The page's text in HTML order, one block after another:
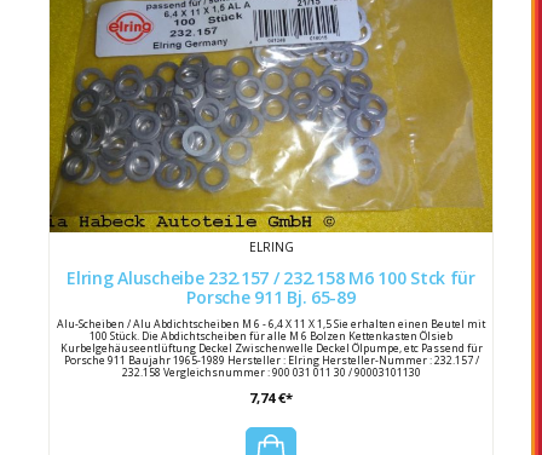
ELRING
Elring Aluscheibe 232.157 / 232.158 M6 100 Stck für
Porsche 911 Bj. 65-89
Alu-Scheiben / Alu Abdichtscheiben M 6 - 6,4 X 11 X 1,5 Sie erhalten einen Beutel mit
100 Stück. Die Abdichtscheiben für alle M 6 Bolzen Kettenkasten Ölsieb
Kurbelgehäuseentlüftung Deckel Zwischenwelle Deckel Ölpumpe, etc Passend für
Porsche 911 Baujahr 1965-1989 Hersteller : Elring Hersteller-Nummer : 232.157 /
232.158 Vergleichsnummer : 900 031 011 30 / 90003101130
7,74 €*